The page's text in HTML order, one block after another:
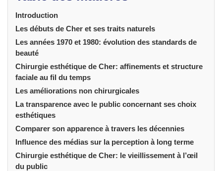
Introduction
Les débuts de Cher et ses traits naturels
Les années 1970 et 1980: évolution des standards de
beauté
Chirurgie esthétique de Cher: affinements et structure
faciale au fil du temps
Les améliorations non chirurgicales
La transparence avec le public concernant ses choix
esthétiques
Comparer son apparence à travers les décennies
Influence des médias sur la perception à long terme
Chirurgie esthétique de Cher: le vieillissement à l’œil
du public